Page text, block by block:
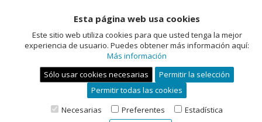
Miembro de la Unión Profesional
Esta página web usa cookies
Este sitio web utiliza cookies para que usted tenga la mejor
experiencia de usuario. Puedes obtener más información aquí:
Más información
Sólo usar cookies necesarias
Permitir la selección
Permitir todas las cookies
Necesarias
Preferentes Estadística